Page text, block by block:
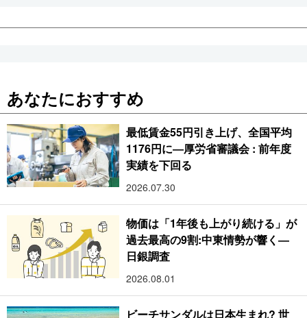
あなたにおすすめ
最低賃金55円引き上げ、全国平均
1176円に―厚労省審議会 : 前年度
実績を下回る
2026.07.30
物価は「1年後も上がり続ける」が
過去最高の9割:中東情勢が響く―
日銀調査
2026.08.01
ビーチサンダルは日本生まれ? 世